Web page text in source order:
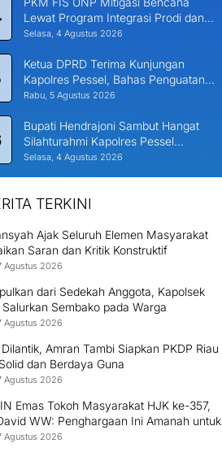
Lewat Program Integrasi Prodi dan
Nagari di Padang Laweh Malalo
Selasa, 4 Agustus 2026
Ketua DPRD Terima Kunjungan
Kapolres Pessel, Bahas Penguatan
Kerjasama Hankamtibmas
Rabu, 5 Agustus 2026
Bupati Hendrajoni Sambut Hangat
Silahturahmi Kapolres Pessel
Bersama PJU
Selasa, 4 Agustus 2026
TERKINI
Ajak Seluruh Elemen Masyarakat
Saran dan Kritik Konstruktif
Agustus 2026
dari Sedekah Anggota, Kapolsek
Sembako pada Warga
Agustus 2026
Amran Tambi Siapkan PKDP Riau
dan Berdaya Guna
Agustus 2026
Emas Tokoh Masyarakat HJK ke-357,
WW: Penghargaan Ini Amanah untuk
kepada Warga Padang
Agustus 2026